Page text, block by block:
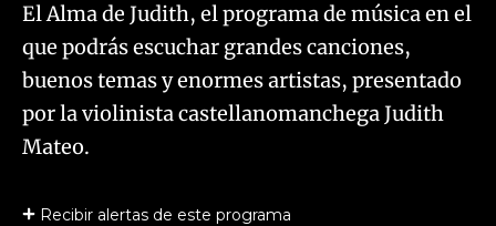
El Alma de Judith, el programa de música en el
que podrás escuchar grandes canciones,
buenos temas y enormes artistas, presentado
por la violinista castellanomanchega Judith
Mateo.
Recibir alertas de este programa